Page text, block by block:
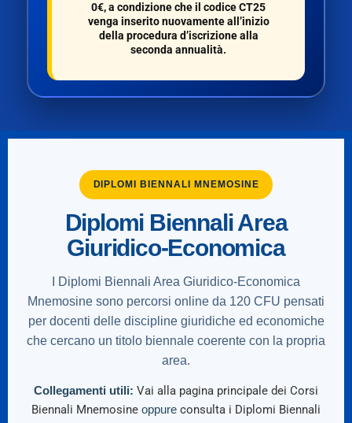
0€, a condizione che il codiceCT25
venga inserito nuovamente all’inizio
della procedura d’iscrizione alla
seconda annualità.
DIPLOMI BIENNALI MNEMOSINE
Diplomi Biennali Area
Giuridico-Economica
I Diplomi Biennali Area Giuridico-Economica
Mnemosine sono percorsi online da 120 CFU pensati
per docenti delle discipline giuridiche ed economiche
che cercano un titolo biennale coerente con la propria
area.
Collegamenti utili: Vai alla pagina principale dei Corsi
Biennali Mnemosine oppure consulta i Diplomi Biennali